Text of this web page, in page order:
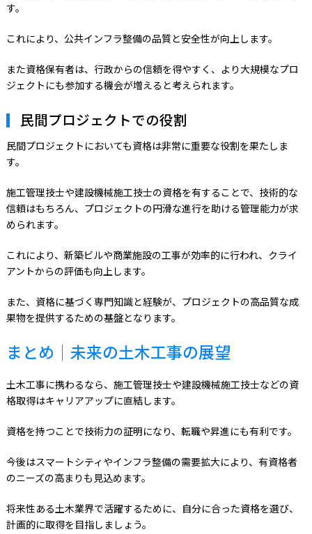
す。
これにより、公共インフラ整備の品質と安全性が向上します。
また資格保有者は、行政からの信頼を得やすく、より大規模なプロ
ジェクトにも参加する機会が増えると考えられます。
民間プロジェクトでの役割
民間プロジェクトにおいても資格は非常に重要な役割を果たしま
す。
施工管理技士や建設機械施工技士の資格を有することで、技術的な
信頼はもちろん、プロジェクトの円滑な進行を助ける管理能力が求
められます。
これにより、新築ビルや商業施設の工事が効率的に行われ、クライ
アントからの評価も向上します。
また、資格に基づく専門知識と経験が、プロジェクトの高品質な成
果物を提供するための基盤となります。
まとめ｜未来の土木工事の展望
土木工事に携わるなら、施工管理技士や建設機械施工技士などの資
格取得はキャリアアップに直結します。
資格を持つことで技術力の証明になり、転職や昇進にも有利です。
今後はスマートシティやインフラ整備の需要拡大により、有資格者
のニーズの高まりも見込めます。
将来性ある土木業界で活躍するために、自分に合った資格を選び、
計画的に取得を目指しましょう。